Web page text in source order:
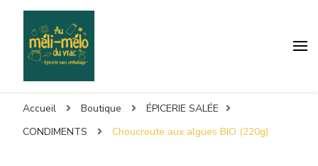
Accueil Boutique
ÉPICERIE SALÉE
CONDIMENTS
Choucroute aux algues BIO (220g)